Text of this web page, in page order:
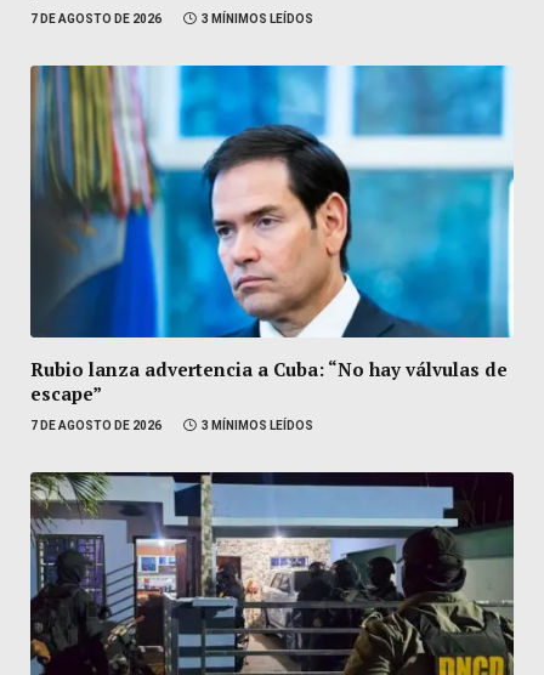
7 DE AGOSTO DE 2026 3 MÍNIMOS LEÍDOS
Rubio lanza advertencia a Cuba: “No hay válvulas de
escape”
7 DE AGOSTO DE 2026 3 MÍNIMOS LEÍDOS